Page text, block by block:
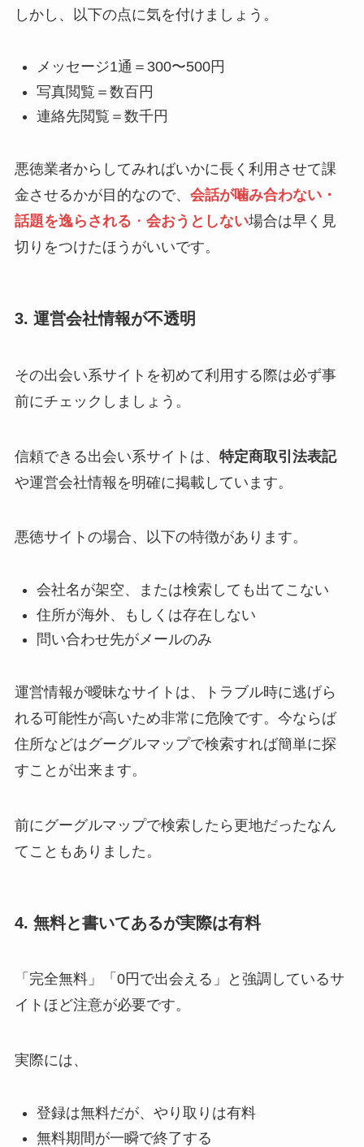
しかし、以下の点に気を付けましょう。
メッセージ1通＝300〜500円
写真閲覧＝数百円
連絡先閲覧＝数千円
悪徳業者からしてみればいかに長く利用させて課
金させるかが目的なので、 会話が噛み合わない・
話題を逸らされる ・ 会おうとしない場合は早く見
切りをつけたほうがいいです。
3. 運営会社情報が不透明
その出会い系サイトを初めて利用する際は必ず事
前にチェックしましょう。
信頼できる出会い系サイトは、 特定商取引法表記
や運営会社情報を明確に掲載しています。
悪徳サイトの場合、以下の特徴があります。
会社名が架空、または検索しても出てこない
住所が海外、もしくは存在しない
問い合わせ先がメールのみ
運営情報が曖昧なサイトは、トラブル時に逃げら
れる可能性が高いため非常に危険です。今ならば
住所などはグーグルマップで検索すれば簡単に探
すことが出来ます。
前にグーグルマップで検索したら更地だったなん
てこともありました。
4. 無料と書いてあるが実際は有料
「完全無料」「0円で出会える」と強調しているサ
イトほど注意が必要です。
実際には、
登録は無料だが、やり取りは有料
無料期間が一瞬で終了する